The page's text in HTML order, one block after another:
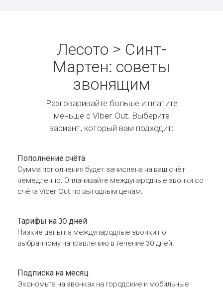
Лесото > Синт-
Мартен: советы
звонящим
Разговаривайте больше и платите
меньше с Viber Out. Выберите
вариант, который вам подходит:
Пополнение счёта
Сумма пополнения будет зачислена на ваш счёт
немедленно. Оплачивайте международные звонки со
счёта Viber Out по выгодным ценам.
Тарифы на 30 дней
Низкие цены на международные звонки по
выбранному направлению в течение 30 дней.
Подписка на месяц
Экономьте на звонках на городские и мобильные